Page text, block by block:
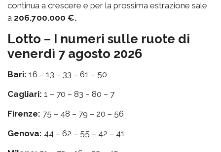
continua a crescere e per la prossima estrazione sale
a 206.700.000 €.
Lotto – I numeri sulle ruote di
venerdì 7 agosto 2026
Bari: 16 – 13 – 33 – 61 – 50
Cagliari: 1 – 70 – 83 – 80 – 7
Firenze: 75 – 48 – 79 – 20 – 56
Genova: 44 – 62 – 55 – 42 – 41